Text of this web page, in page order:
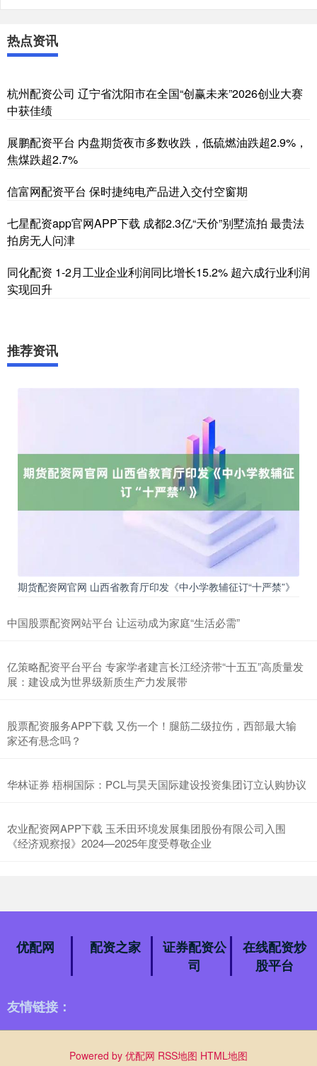
热点资讯
杭州配资公司 辽宁省沈阳市在全国“创赢未来”2026创业大赛
中获佳绩
展鹏配资平台 内盘期货夜市多数收跌，低硫燃油跌超2.9%，
焦煤跌超2.7%
信富网配资平台 保时捷纯电产品进入交付空窗期
七星配资app官网APP下载 成都2.3亿“天价”别墅流拍 最贵法
拍房无人问津
同化配资 1-2月工业企业利润同比增长15.2% 超六成行业利润
实现回升
推荐资讯
期货配资网官网 山西省教育厅印发《中小学教辅征订“十严禁”》
中国股票配资网站平台 让运动成为家庭“生活必需”
亿策略配资平台平台 专家学者建言长江经济带“十五五”高质量发
展：建设成为世界级新质生产力发展带
股票配资服务APP下载 又伤一个！腿筋二级拉伤，西部最大输
家还有悬念吗？
华林证券 梧桐国际：PCL与昊天国际建设投资集团订立认购协议
农业配资网APP下载 玉禾田环境发展集团股份有限公司入围
《经济观察报》2024—2025年度受尊敬企业
优配网 配资之家
证券配资公
司
在线配资炒
股平台
友情链接：
Powered by 优配网 RSS地图 HTML地图